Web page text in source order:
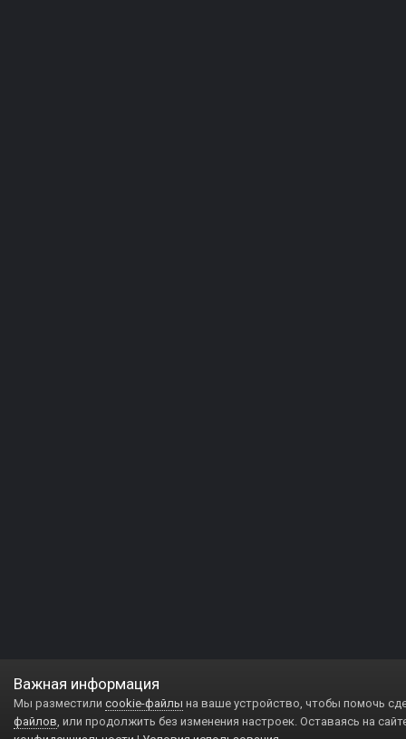
Важная информация
Мы разместили cookie-файлы на ваше устройство, чтобы помочь
файлов, или продолжить без изменения настроек. Оставаясь на